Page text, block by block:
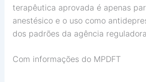
terapêutica aprovada é apenas
anestésico e o uso como
dos padrões da agência
Com informações do MPDFT